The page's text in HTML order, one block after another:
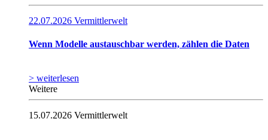
22.07.2026 Vermittlerwelt
Wenn Modelle austauschbar werden, zählen die Daten
> weiterlesen
Weitere
15.07.2026 Vermittlerwelt